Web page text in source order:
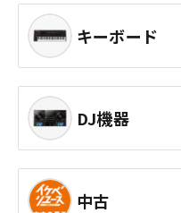
キーボード
DJ機器
中古